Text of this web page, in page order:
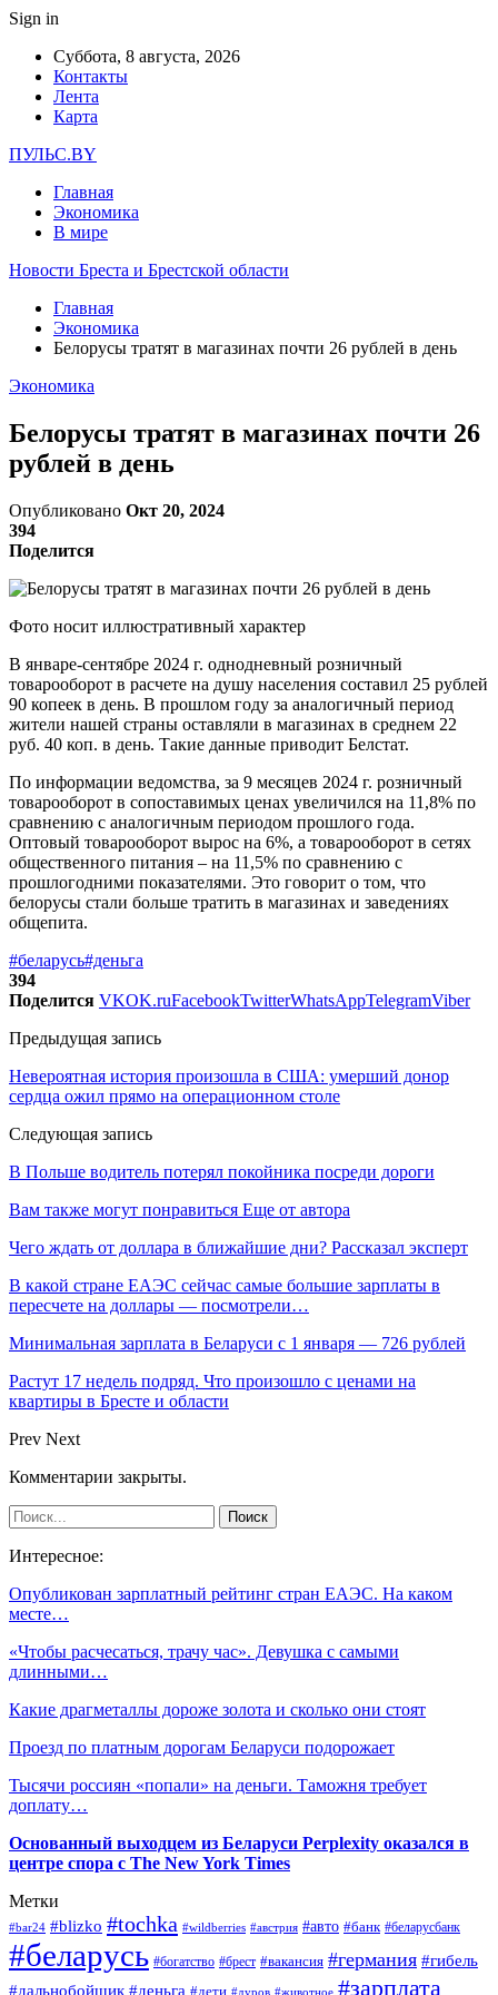
Sign in
Суббота, 8 августа, 2026
Контакты
Лента
Карта
ПУЛЬС.BY
Главная
Экономика
В мире
Новости Бреста и Брестской области
Главная
Экономика
Белорусы тратят в магазинах почти 26 рублей в день
Экономика
Белорусы тратят в магазинах почти 26
рублей в день
Опубликовано Окт 20, 2024
394
Поделится
Фото носит иллюстративный характер
В январе-сентябре 2024 г. однодневный розничный
товарооборот в расчете на душу населения составил 25 рублей
90 копеек в день. В прошлом году за аналогичный период
жители нашей страны оставляли в магазинах в среднем 22
руб. 40 коп. в день. Такие данные приводит Белстат.
По информации ведомства, за 9 месяцев 2024 г. розничный
товарооборот в сопоставимых ценах увеличился на 11,8% по
сравнению с аналогичным периодом прошлого года.
Оптовый товарооборот вырос на 6%, а товарооборот в сетях
общественного питания – на 11,5% по сравнению с
прошлогодними показателями. Это говорит о том, что
белорусы стали больше тратить в магазинах и заведениях
общепита.
#беларусь#деньга
394
Поделится VKOK.ruFacebookTwitterWhatsAppTelegramViber
Предыдущая запись
Невероятная история произошла в США: умерший донор
сердца ожил прямо на операционном столе
Следующая запись
В Польше водитель потерял покойника посреди дороги
Вам также могут понравиться Еще от автора
Чего ждать от доллара в ближайшие дни? Рассказал эксперт
В какой стране ЕАЭС сейчас самые большие зарплаты в
пересчете на доллары — посмотрели…
Минимальная зарплата в Беларуси с 1 января — 726 рублей
Растут 17 недель подряд. Что произошло с ценами на
квартиры в Бресте и области
Prev Next
Комментарии закрыты.
Интересное:
Опубликован зарплатный рейтинг стран ЕАЭС. На каком
месте…
«Чтобы расчесаться, трачу час». Девушка с самыми
длинными…
Какие драгметаллы дороже золота и сколько они стоят
Проезд по платным дорогам Беларуси подорожает
Тысячи россиян «попали» на деньги. Таможня требует
доплату…
Основанный выходцем из Беларуси Perplexity оказался в
центре спора с The New York Times
Метки
#bar24 #blizko #tochka #wildberries #австрия #авто #банк #беларусбанк
#беларусь #богатство #брест #вакансия #германия #гибель
#дальнобойщик #деньга #дети #дуров #животное #зарплата